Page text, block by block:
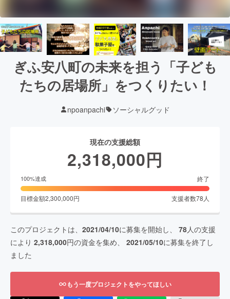
ぎふ安八町の未来を担う「子ども
たちの居場所」をつくりたい！
npoanpachi ソーシャルグッド
現在の支援総額
2,318,000円
100%達成 終了
目標金額2,300,000円 支援者数78 人
このプロジェクトは、 2021/04/10に募集を開始し、 78人の支援
により 2,318,000円の資金を集め、 2021/05/10に募集を終了し
ました
もう一度プロジェクトをやってほしい